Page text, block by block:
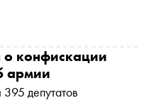
о конфискации
армии
депутатов